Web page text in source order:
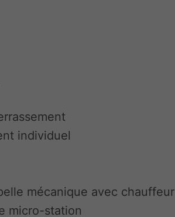
individuel
mécanique avec chauffeur
micro-station